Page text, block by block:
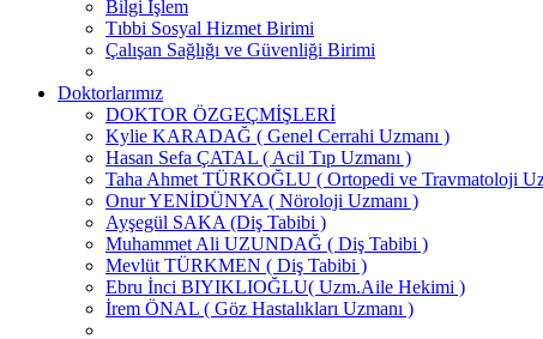
Bilgi İşlem
Tıbbi Sosyal Hizmet Birimi
Çalışan Sağlığı ve Güvenliği Birimi
Doktorlarımız
DOKTOR ÖZGEÇMİŞLERİ
Kylie KARADAĞ ( Genel Cerrahi Uzmanı )
Hasan Sefa ÇATAL ( Acil Tıp Uzmanı )
Taha Ahmet TÜRKOĞLU ( Ortopedi ve Travmatoloji
Onur YENİDÜNYA ( Nöroloji Uzmanı )
Ayşegül SAKA (Diş Tabibi )
Muhammet Ali UZUNDAĞ ( Diş Tabibi )
Mevlüt TÜRKMEN ( Diş Tabibi )
Ebru İnci BIYIKLIOĞLU( Uzm.Aile Hekimi )
İrem ÖNAL ( Göz Hastalıkları Uzmanı )